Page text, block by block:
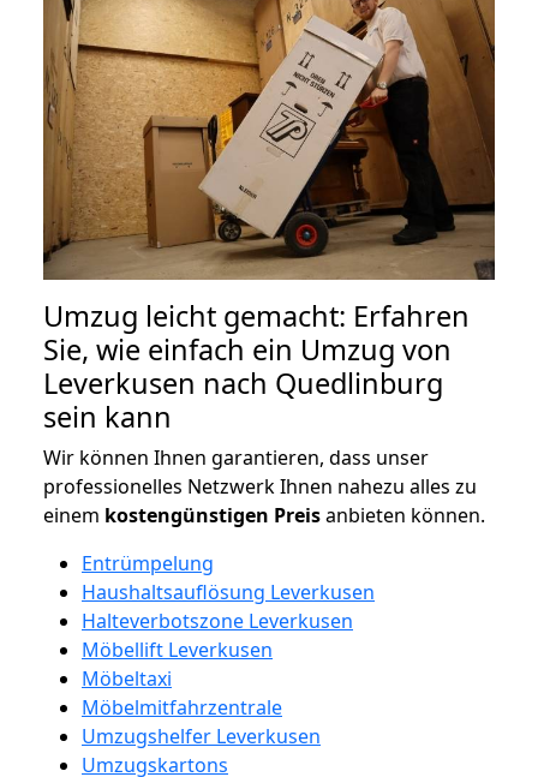
Umzug leicht gemacht: Erfahren
Sie, wie einfach ein Umzug von
Leverkusen nach Quedlinburg
sein kann
Wir können Ihnen garantieren, dass unser
professionelles Netzwerk Ihnen nahezu alles zu
einem kostengünstigen Preisanbieten können.
Entrümpelung
Haushaltsauflösung Leverkusen
Halteverbotszone Leverkusen
Möbellift Leverkusen
Möbeltaxi
Möbelmitfahrzentrale
Umzugshelfer Leverkusen
Umzugskartons